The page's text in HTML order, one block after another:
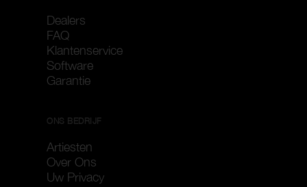
Dealers
FAQ
Klantenservice
Software
Garantie
ONS BEDRIJF
Artiesten
Over Ons
Uw Privacy